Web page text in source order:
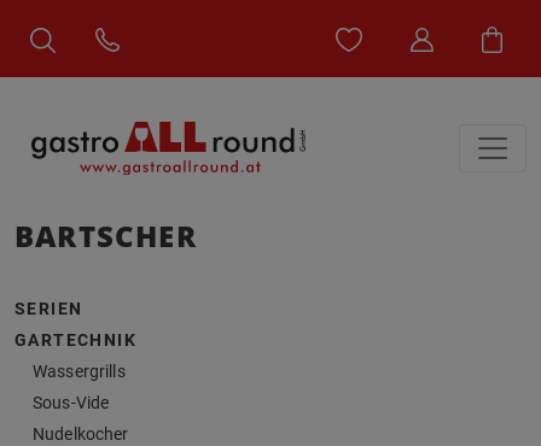
BARTSCHER
SERIEN
GARTECHNIK
Wassergrills
Sous-Vide
Nudelkocher